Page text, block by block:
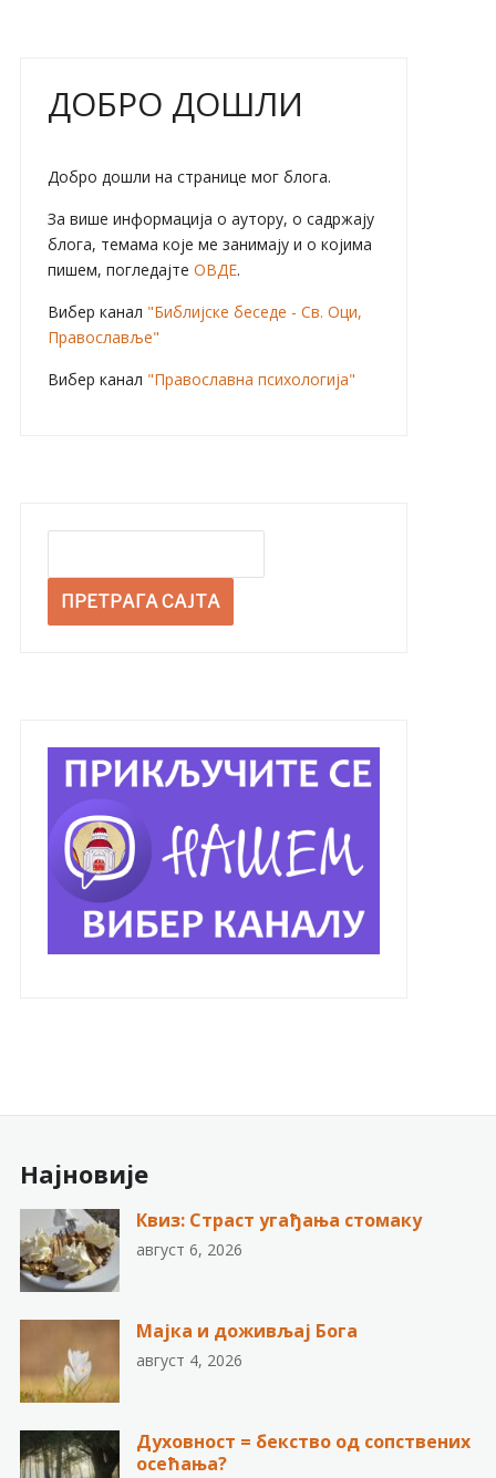
ДОБРО ДОШЛИ
Добро дошли на странице мог блога.
За више информација о аутору, о садржају
блога, темама које ме занимају и о којима
пишем, погледајте ОВДЕ.
Вибер канал "Библијске беседе - Св. Оци,
Православље"
Вибер канал "Православна психологија"
Најновије
Квиз: Страст угађања стомаку
август 6, 2026
Мајка и доживљај Бога
август 4, 2026
Духовност = бекство од сопствених
осећања?